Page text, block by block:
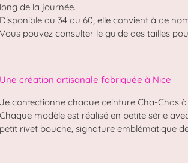
long de la journée.
Disponible du 34 au 60, elle convient à de
Vous pouvez consulter le guide des tailles
Une création artisanale fabriquée à Nice
Je confectionne chaque ceinture Cha-Chas
Chaque modèle est réalisé en petite série
petit rivet bouche, signature emblématique